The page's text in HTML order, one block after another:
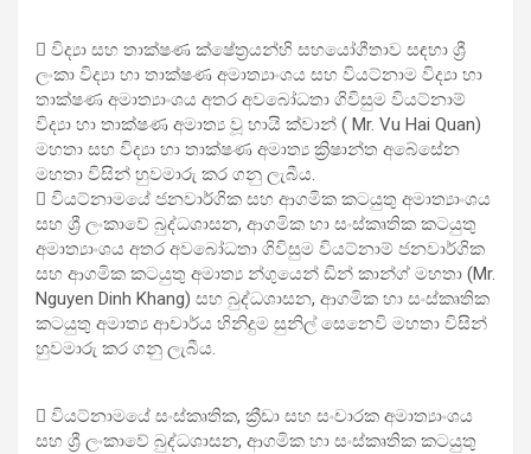
 විද්‍යා සහ තාක්ෂණ ක්ෂේත්‍රයන්හි සහයෝගීතාව සඳහා ශ්‍රී
ලංකා විද්‍යා හා තාක්ෂණ අමාත්‍යාංශය සහ වියට්නාම විද්‍යා හා
තාක්ෂණ අමාත්‍යාංශය අතර අවබෝධතා ගිවිසුම වියට්නාම්
විද්‍යා හා තාක්ෂණ අමාත්‍ය වූ හායි ක්වාන් ( Mr. Vu Hai Quan)
මහතා සහ විද්‍යා හා තාක්ෂණ අමාත්‍ය ක්‍රිෂාන්ත අබේසේන
මහතා විසින් හුවමාරු කර ගනු ලැබීය.
 වියට්නාමයේ ජනවාර්ගික සහ ආගමික කටයුතු අමාත්‍යාංශය
සහ ශ්‍රී ලංකාවේ බුද්ධශාසන, ආගමික හා සංස්කෘතික කටයුතු
අමාත්‍යාංශය අතර අවබෝධතා ගිවිසුම වියට්නාම් ජනවාර්ගික
සහ ආගමික කටයුතු අමාත්‍ය න්ගුයෙන් ඩින් කාන්ග් මහතා (Mr.
Nguyen Dinh Khang) සහ බුද්ධශාසන, ආගමික හා සංස්කෘතික
කටයුතු අමාත්‍ය ආචාර්ය හිනිදුම සුනිල් සෙනෙවි මහතා විසින්
හුවමාරු කර ගනු ලැබීය.
 වියට්නාමයේ සංස්කෘතික, ක්‍රීඩා සහ සංචාරක අමාත්‍යාංශය
සහ ශ්‍රී ලංකාවේ බුද්ධශාසන, ආගමික හා සංස්කෘතික කටයුතු